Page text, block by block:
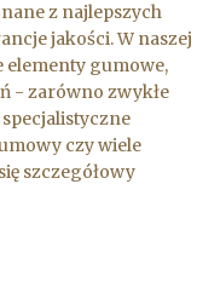
z najlepszych
jakości. W naszej
elementy gumowe,
- zarówno zwykłe
czy wiele
szczegółowy